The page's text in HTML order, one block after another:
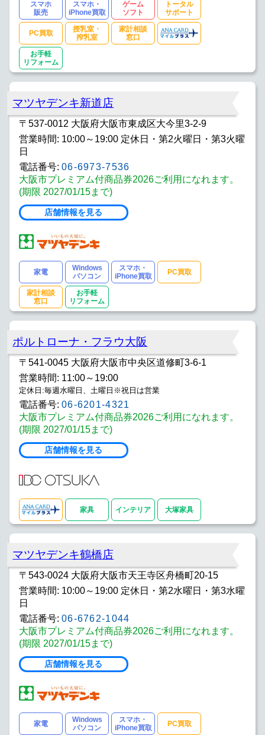
スマホ
販売
スマホ・
iPhone買取
ゲーム
ソフト
トータル
サポート
PC買取
授乳室・
搾乳室
家計相談
窓口
お手軽
リフォーム
マツヤデンキ新道店
〒537-0012 大阪府大阪市東成区大今里3-2-9
営業時間: 10:00～19:00 定休日・第2火曜日・第3火曜
日
電話番号: 06-6973-7536
大阪市プレミアム付商品券2026ご利用になれます。
(期限 2027/01/15まで)
店舗情報を見る
家電
Windows
パソコン
スマホ・
iPhone買取
PC買取
家計相談
窓口
お手軽
リフォーム
ポルトローナ・フラウ大阪
〒541-0045 大阪府大阪市中央区道修町3-6-1
営業時間: 11:00～19:00
定休日:毎週水曜日、土曜日※祝日は営業
電話番号: 06-6201-4321
大阪市プレミアム付商品券2026ご利用になれます。
(期限 2027/01/15まで)
店舗情報を見る
家具 インテリア 大塚家具
マツヤデンキ鶴橋店
〒543-0024 大阪府大阪市天王寺区舟橋町20-15
営業時間: 10:00～19:00 定休日・第2水曜日・第3水曜
日
電話番号: 06-6762-1044
大阪市プレミアム付商品券2026ご利用になれます。
(期限 2027/01/15まで)
店舗情報を見る
家電
Windows
パソコン
スマホ・
iPhone買取
PC買取